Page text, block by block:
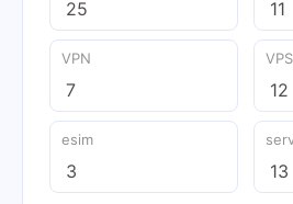
25 11
VPN
7
VPS
12
esim
3 13